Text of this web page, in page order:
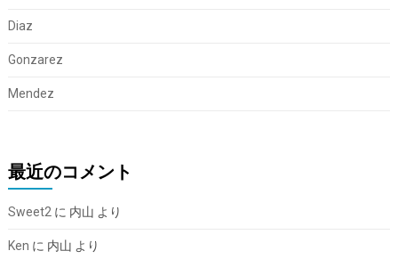
Diaz
Gonzarez
Mendez
最近のコメント
Sweet2 に 内山 より
Ken に 内山 より